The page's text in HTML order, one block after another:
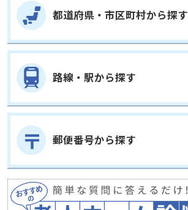
都道府県・市区町村から探す
路線・駅から探す
郵便番号から探す